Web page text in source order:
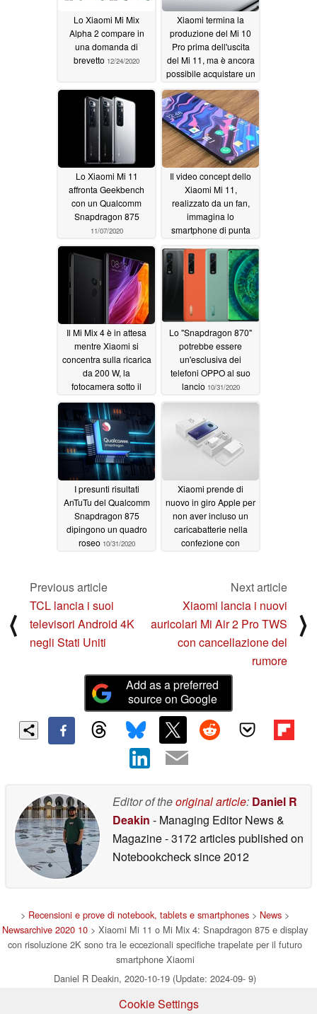
Lo Xiaomi Mi Mix
Alpha 2 compare in
una domanda di
brevetto 12/24/2020
Xiaomi termina la
produzione del Mi 10
Pro prima dell'uscita
del Mi 11, ma è ancora
possibile acquistare un
Mi 10 Ultra...per ora
11/09/2020
Lo Xiaomi Mi 11
affronta Geekbench
con un Qualcomm
Snapdragon 875
11/07/2020
Il video concept dello
Xiaomi Mi 11,
realizzato da un fan,
immagina lo
smartphone di punta
impeccabile e senza
porte, con il lato
posteriore ispirato al Mi
11/06/2020
Il Mi Mix 4 è in attesa
mentre Xiaomi si
concentra sulla ricarica
da 200 W, la
fotocamera sotto il
display e lo schermo
2K per un potenziale
Mi 11 Pro11/05/2020
Lo "Snapdragon 870"
potrebbe essere
un'esclusiva dei
telefoni OPPO al suo
lancio 10/31/2020
I presunti risultati
AnTuTu del Qualcomm
Snapdragon 875
dipingono un quadro
roseo 10/31/2020
Xiaomi prende di
nuovo in giro Apple per
non aver incluso un
caricabatterie nella
confezione con
⟨
Previous article
TCL lancia i suoi
televisori Android 4K
negli Stati Uniti
Next article
Xiaomi lancia i nuovi
auricolari Mi Air 2 Pro TWS
con cancellazione del
rumore
⟩
Add as a preferred
source on Google
Editor of theoriginal article: Daniel R
Deakin - Managing Editor News &
Magazine- 3172 articles published on
Notebookchecksince 2012
> Recensioni e prove di notebook, tablets e smartphones > News >
Newsarchive 2020 10 > Xiaomi Mi 11 o Mi Mix 4: Snapdragon 875 e display
con risoluzione 2K sono tra le eccezionali specifiche trapelate per il futuro
smartphone Xiaomi
Daniel R Deakin, 2020-10-19 (Update: 2024-09- 9)
Cookie Settings